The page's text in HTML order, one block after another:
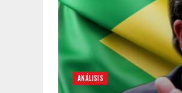
ANÁLISIS